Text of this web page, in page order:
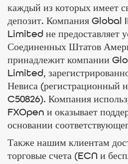
каждый из которых имеет
депозит. Компания Global
Limited не предоставляет
Соединенных Штатов
принадлежит компании
Limited,
Невиса (регистрационный
C50826). Компания
FXOpen и оказывает
основании
Также нашим клиентам
торговые счета (ECN и